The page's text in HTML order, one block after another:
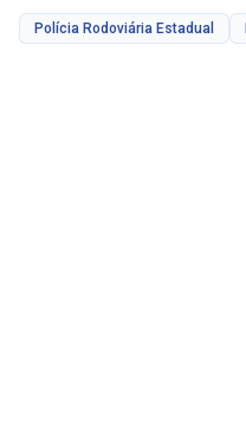
Polícia Rodoviária Estadual